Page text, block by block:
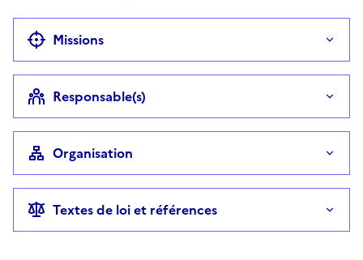
Missions
Responsable(s)
Organisation
Textes de loi et références